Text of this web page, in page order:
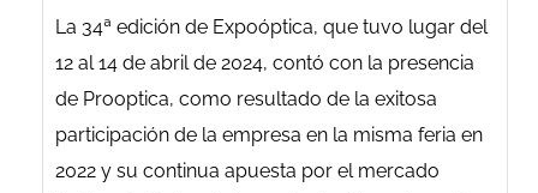
La 34ª edición de Expoóptica, que tuvo lugar del
12 al 14 de abril de 2024, contó con la presencia
de Prooptica, como resultado de la exitosa
participación de la empresa en la misma feria en
2022 y su continua apuesta por el mercado